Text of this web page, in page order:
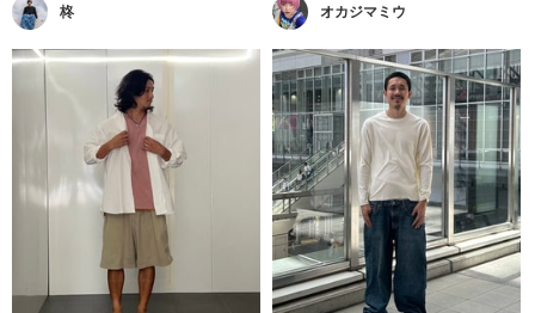
柊 オカジマミウ